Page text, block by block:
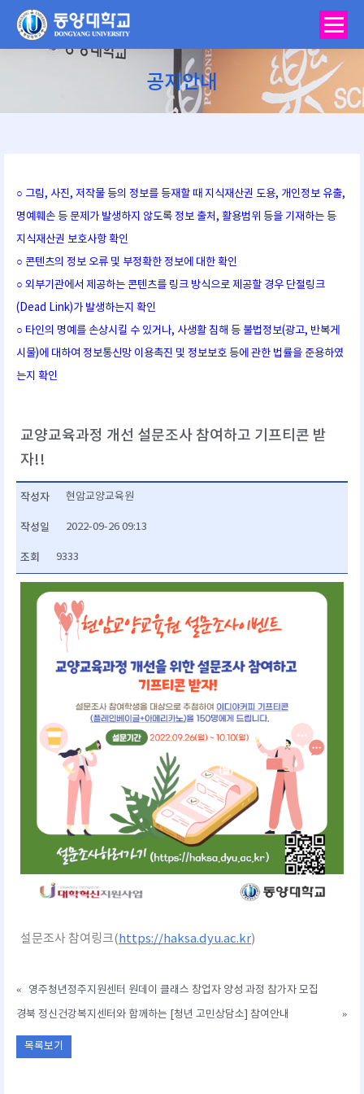
공지안내
You are here:
○ 그림, 사진, 저작물 등의 정보를 등재할 때 지식재산권 도용, 개인정보 유출,
명예훼손 등 문제가 발생하지 않도록 정보 출처, 활용범위 등을 기재하는 등
지식재산권 보호사항 확인
○ 콘텐츠의 정보 오류 및 부정확한 정보에 대한 확인
○ 외부기관에서 제공하는 콘텐츠를 링크 방식으로 제공할 경우 단절링크
(Dead Link)가 발생하는지 확인
○ 타인의 명예를 손상시킬 수 있거나, 사생활 침해 등 불법정보(광고, 반복게
시물)에 대하여 정보통신망 이용촉진 및 정보보호 등에 관한 법률을 준용하였
는지 확인
교양교육과정 개선 설문조사 참여하고 기프티콘 받
자!!
작성자 현암교양교육원
작성일 2022-09-26 09:13
조회 9333
설문조사 참여링크( https://haksa.dyu.ac.kr)
«
영주청년정주지원센터 원데이 클래스 창업자 양성 과정 참가자 모집
경북 정신건강복지센터와 함께하는 [청년 고민상담소] 참여안내
»
목록보기